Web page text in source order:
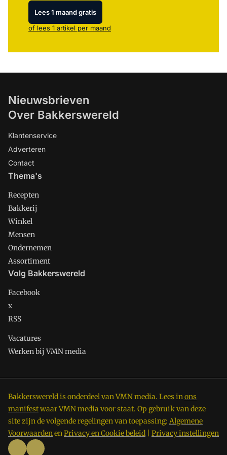
Lees 1 maand gratis
of lees 1 artikel per maand
Nieuwsbrieven
Over Bakkerswereld
Klantenservice
Adverteren
Contact
Thema's
Recepten
Bakkerij
Winkel
Mensen
Ondernemen
Assortiment
Volg Bakkerswereld
Facebook
x
RSS
Vacatures
Werken bij VMN media
Bakkerswereld is onderdeel van VMN media. Lees inons
manifestwaar VMN media voor staat. Op gebruik van deze
site zijn de volgende regelingen van toepassing: Algemene
VoorwaardenenPrivacy en Cookie beleid Privacy instellingen